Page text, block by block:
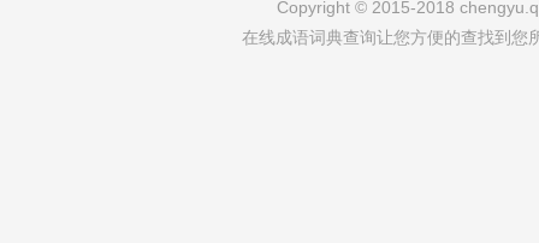
Copyright © 2015-2018
在线成语词典查询让您方便的查找到您